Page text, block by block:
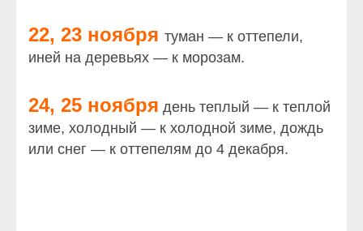
22, 23 ноября туман — к оттепели,
иней на деревьях — к морозам.
24, 25 ноября день теплый — к теплой
зиме, холодный — к холодной зиме, дождь
или снег — к оттепелям до 4 декабря.